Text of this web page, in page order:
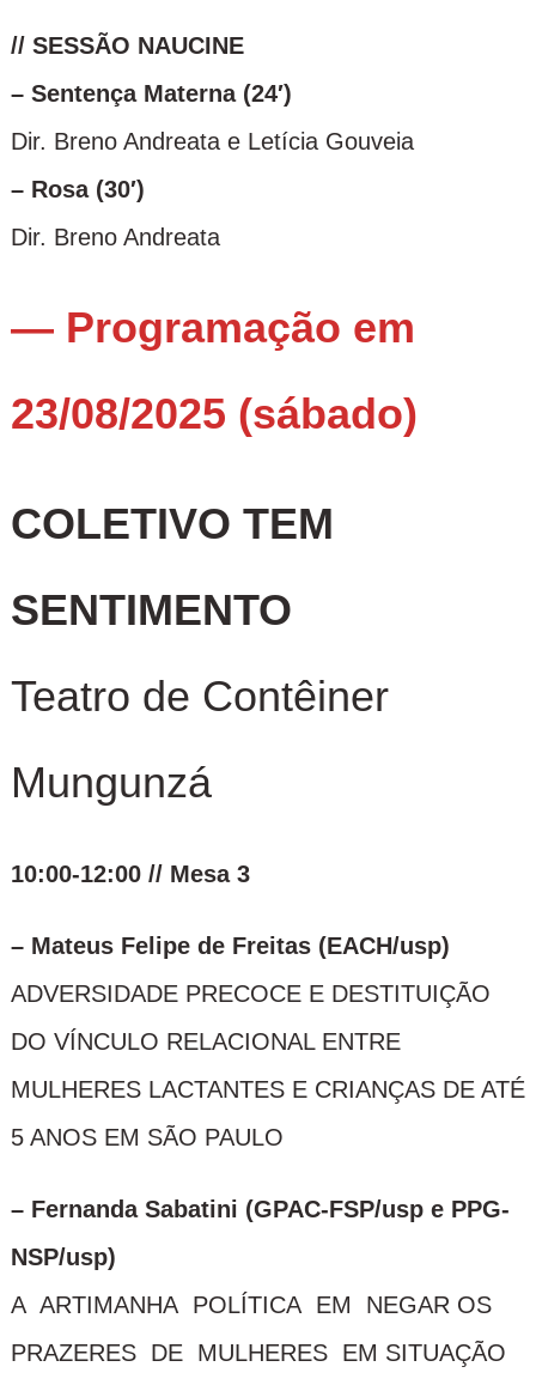
// SESSÃO NAUCINE
– Sentença Materna (24′)
Dir. Breno Andreata e Letícia Gouveia
– Rosa (30′)
Dir. Breno Andreata
— Programação em
23/08/2025 (sábado)
COLETIVO TEM
SENTIMENTO
Teatro de Contêiner
Mungunzá
10:00-12:00 // Mesa 3
– Mateus Felipe de Freitas (EACH/usp)
ADVERSIDADE PRECOCE E DESTITUIÇÃO
DO VÍNCULO RELACIONAL ENTRE
MULHERES LACTANTES E CRIANÇAS DE ATÉ
5 ANOS EM SÃO PAULO
– Fernanda Sabatini (GPAC-FSP/usp e PPG-
NSP/usp)
A ARTIMANHA POLÍTICA EM NEGAR OS
PRAZERES DE MULHERES EM SITUAÇÃO